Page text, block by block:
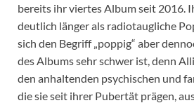
bereits ihr viertes Album seit 2016.
deutlich länger als radiotaugliche
sich den Begriff „poppig“ aber
des Albums sehr schwer ist, denn
den anhaltenden psychischen und
die sie seit ihrer Pubertät prägen,